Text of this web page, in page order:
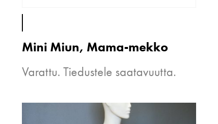
Mini Miun, Mama-mekko
Varattu. Tiedustele saatavuutta.